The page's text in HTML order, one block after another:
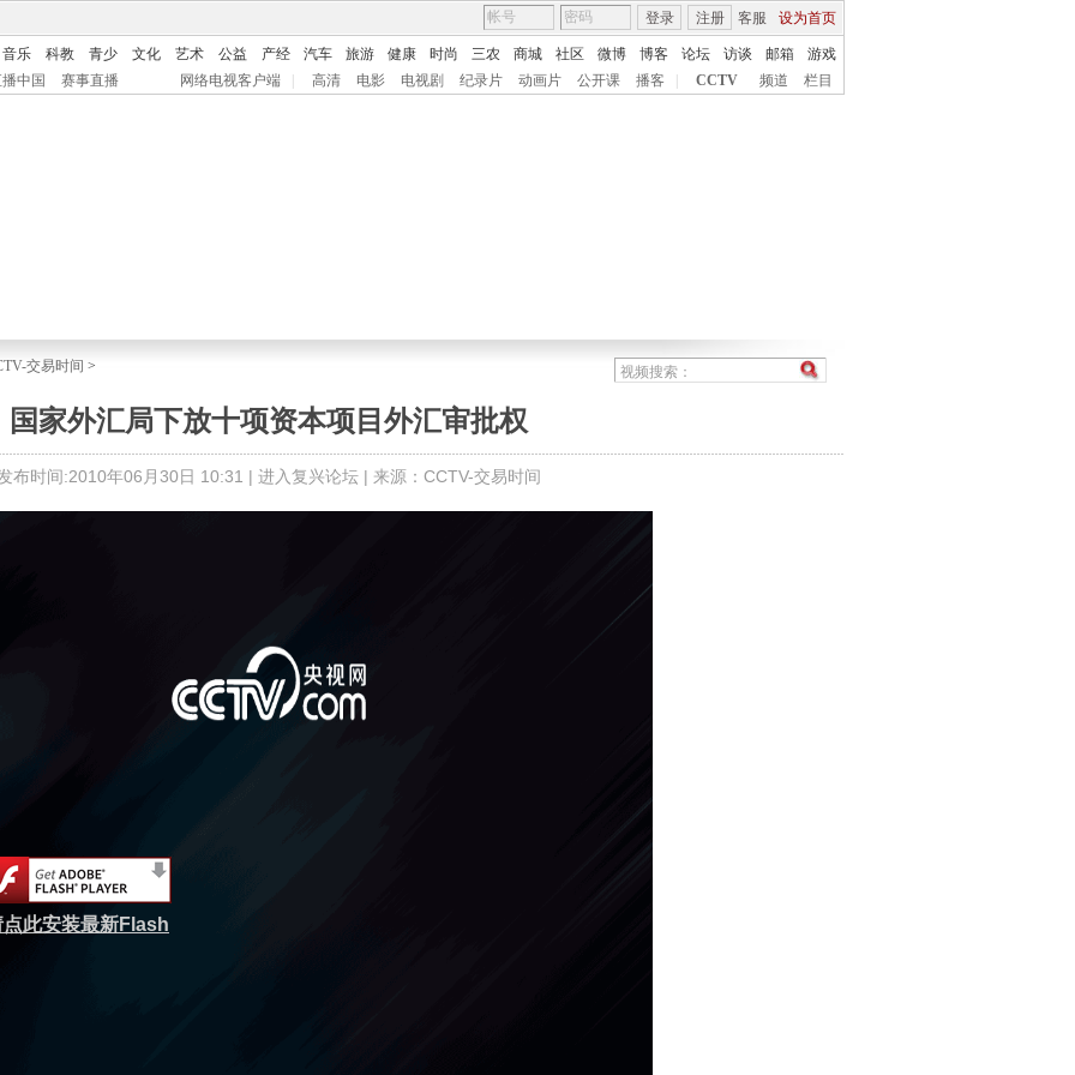
客服 设为首页
登录 注册
音乐 科教 青少 文化 艺术 公益 产经 汽车 旅游 健康 时尚 三农 商城 社区 微博 博客 论坛 访谈 邮箱
游戏
中国
赛事直播 网络电视客户端 高清 电影 电视剧 纪录片 动画片 公开课 播客 CCTV 频道 栏目
交易时间 >
国家外汇局下放十项资本项目外汇审批权
布时间:2010年06月30日 10:31 | 进入复兴论坛 | 来源：CCTV-交易时间
点此安装最新Flash